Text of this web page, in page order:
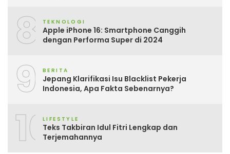
8 TEKNOLOGI
Apple iPhone 16: Smartphone Canggih
dengan Performa Super di 2024
9 BERITA
Jepang Klarifikasi Isu Blacklist Pekerja
Indonesia, Apa Fakta Sebenarnya?
10LIFESTYLE
Teks Takbiran Idul Fitri Lengkap dan
Terjemahannya